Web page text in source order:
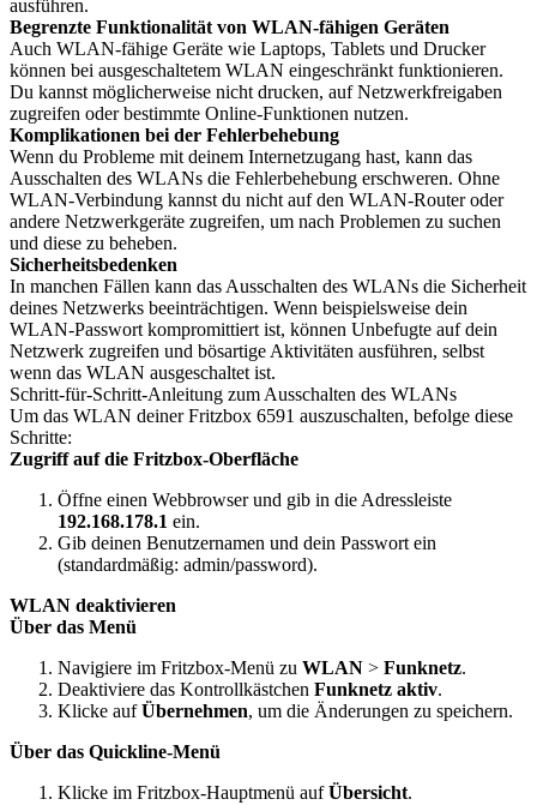
ausführen.
Begrenzte Funktionalität von WLAN-fähigen Geräten
Auch WLAN-fähige Geräte wie Laptops, Tablets und Drucker
können bei ausgeschaltetem WLAN eingeschränkt funktionieren.
Du kannst möglicherweise nicht drucken, auf Netzwerkfreigaben
zugreifen oder bestimmte Online-Funktionen nutzen.
Komplikationen bei der Fehlerbehebung
Wenn du Probleme mit deinem Internetzugang hast, kann das
Ausschalten des WLANs die Fehlerbehebung erschweren. Ohne
WLAN-Verbindung kannst du nicht auf den WLAN-Router oder
andere Netzwerkgeräte zugreifen, um nach Problemen zu suchen
und diese zu beheben.
Sicherheitsbedenken
In manchen Fällen kann das Ausschalten des WLANs die Sicherheit
deines Netzwerks beeinträchtigen. Wenn beispielsweise dein
WLAN-Passwort kompromittiert ist, können Unbefugte auf dein
Netzwerk zugreifen und bösartige Aktivitäten ausführen, selbst
wenn das WLAN ausgeschaltet ist.
Schritt-für-Schritt-Anleitung zum Ausschalten des WLANs
Um das WLAN deiner Fritzbox 6591 auszuschalten, befolge diese
Schritte:
Zugriff auf die Fritzbox-Oberfläche
Öffne einen Webbrowser und gib in die Adressleiste
192.168.178.1 ein.
Gib deinen Benutzernamen und dein Passwort ein
(standardmäßig: admin/password).
WLAN deaktivieren
Über das Menü
Navigiere im Fritzbox-Menü zu WLAN > Funknetz.
Deaktiviere das Kontrollkästchen Funknetz aktiv.
Klicke aufÜbernehmen, um die Änderungen zu speichern.
Über das Quickline-Menü
Klicke im Fritzbox-Hauptmenü aufÜbersicht.